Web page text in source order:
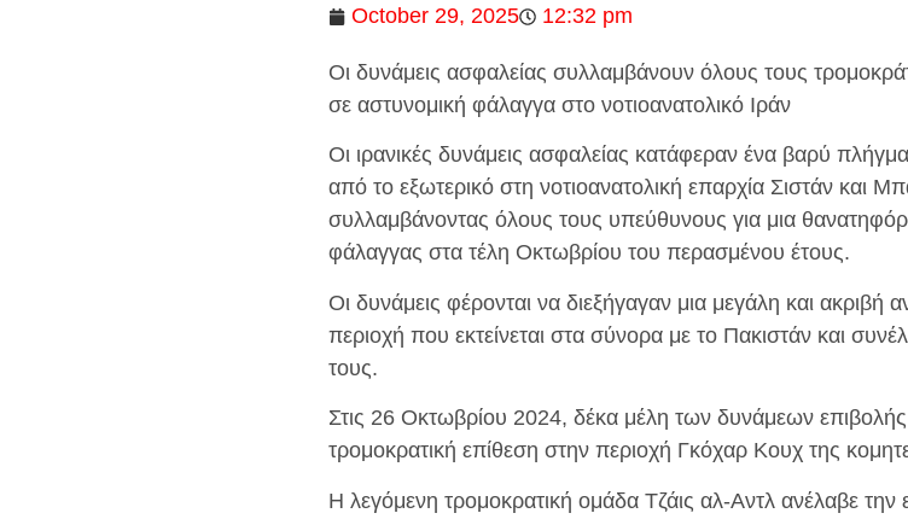
October 29, 2025 12:32 pm
Οι δυνάμεις ασφαλείας συλλαμβάνουν όλους τους
σε αστυνομική φάλαγγα στο νοτιοανατολικό Ιράν
Οι ιρανικές δυνάμεις ασφαλείας κατάφεραν ένα βαρύ
από το εξωτερικό στη νοτιοανατολική επαρχία Σιστάν και
συλλαμβάνοντας όλους τους υπεύθυνους για μια
φάλαγγας στα τέλη Οκτωβρίου του περασμένου έτους.
Οι δυνάμεις φέρονται να διεξήγαγαν μια μεγάλη και ακριβή
περιοχή που εκτείνεται στα σύνορα με το Πακιστάν και
τους.
Στις 26 Οκτωβρίου 2024, δέκα μέλη των δυνάμεων
τρομοκρατική επίθεση στην περιοχή Γκόχαρ Κουχ της
Η λεγόμενη τρομοκρατική ομάδα Τζάις αλ-Αντλ ανέλαβε την